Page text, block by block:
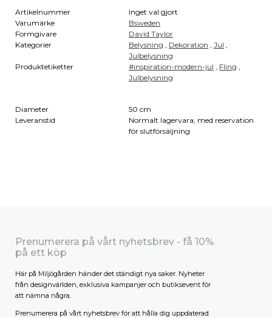
Artikelnummer
Inget val gjort
Varumärke
Bsweden
Formgivare
David Taylor
Kategorier
Belysning Dekoration ,Jul
Julbelysning
Produktetiketter
#inspiration-modern-jul Fling
Julbelysning
Diameter
50 cm
Leveranstid
Normalt lagervara, med reservation
för slutförsäljning
Prenumerera på vårt nyhetsbrev - få 10%
på ett köp
Här på Miljögården händer det ständigt nya saker. Nyheter
från designvärlden, exklusiva kampanjer och butiksevent för
att nämna några.
Prenumerera på vårt nyhetsbrev för att hålla dig uppdaterad